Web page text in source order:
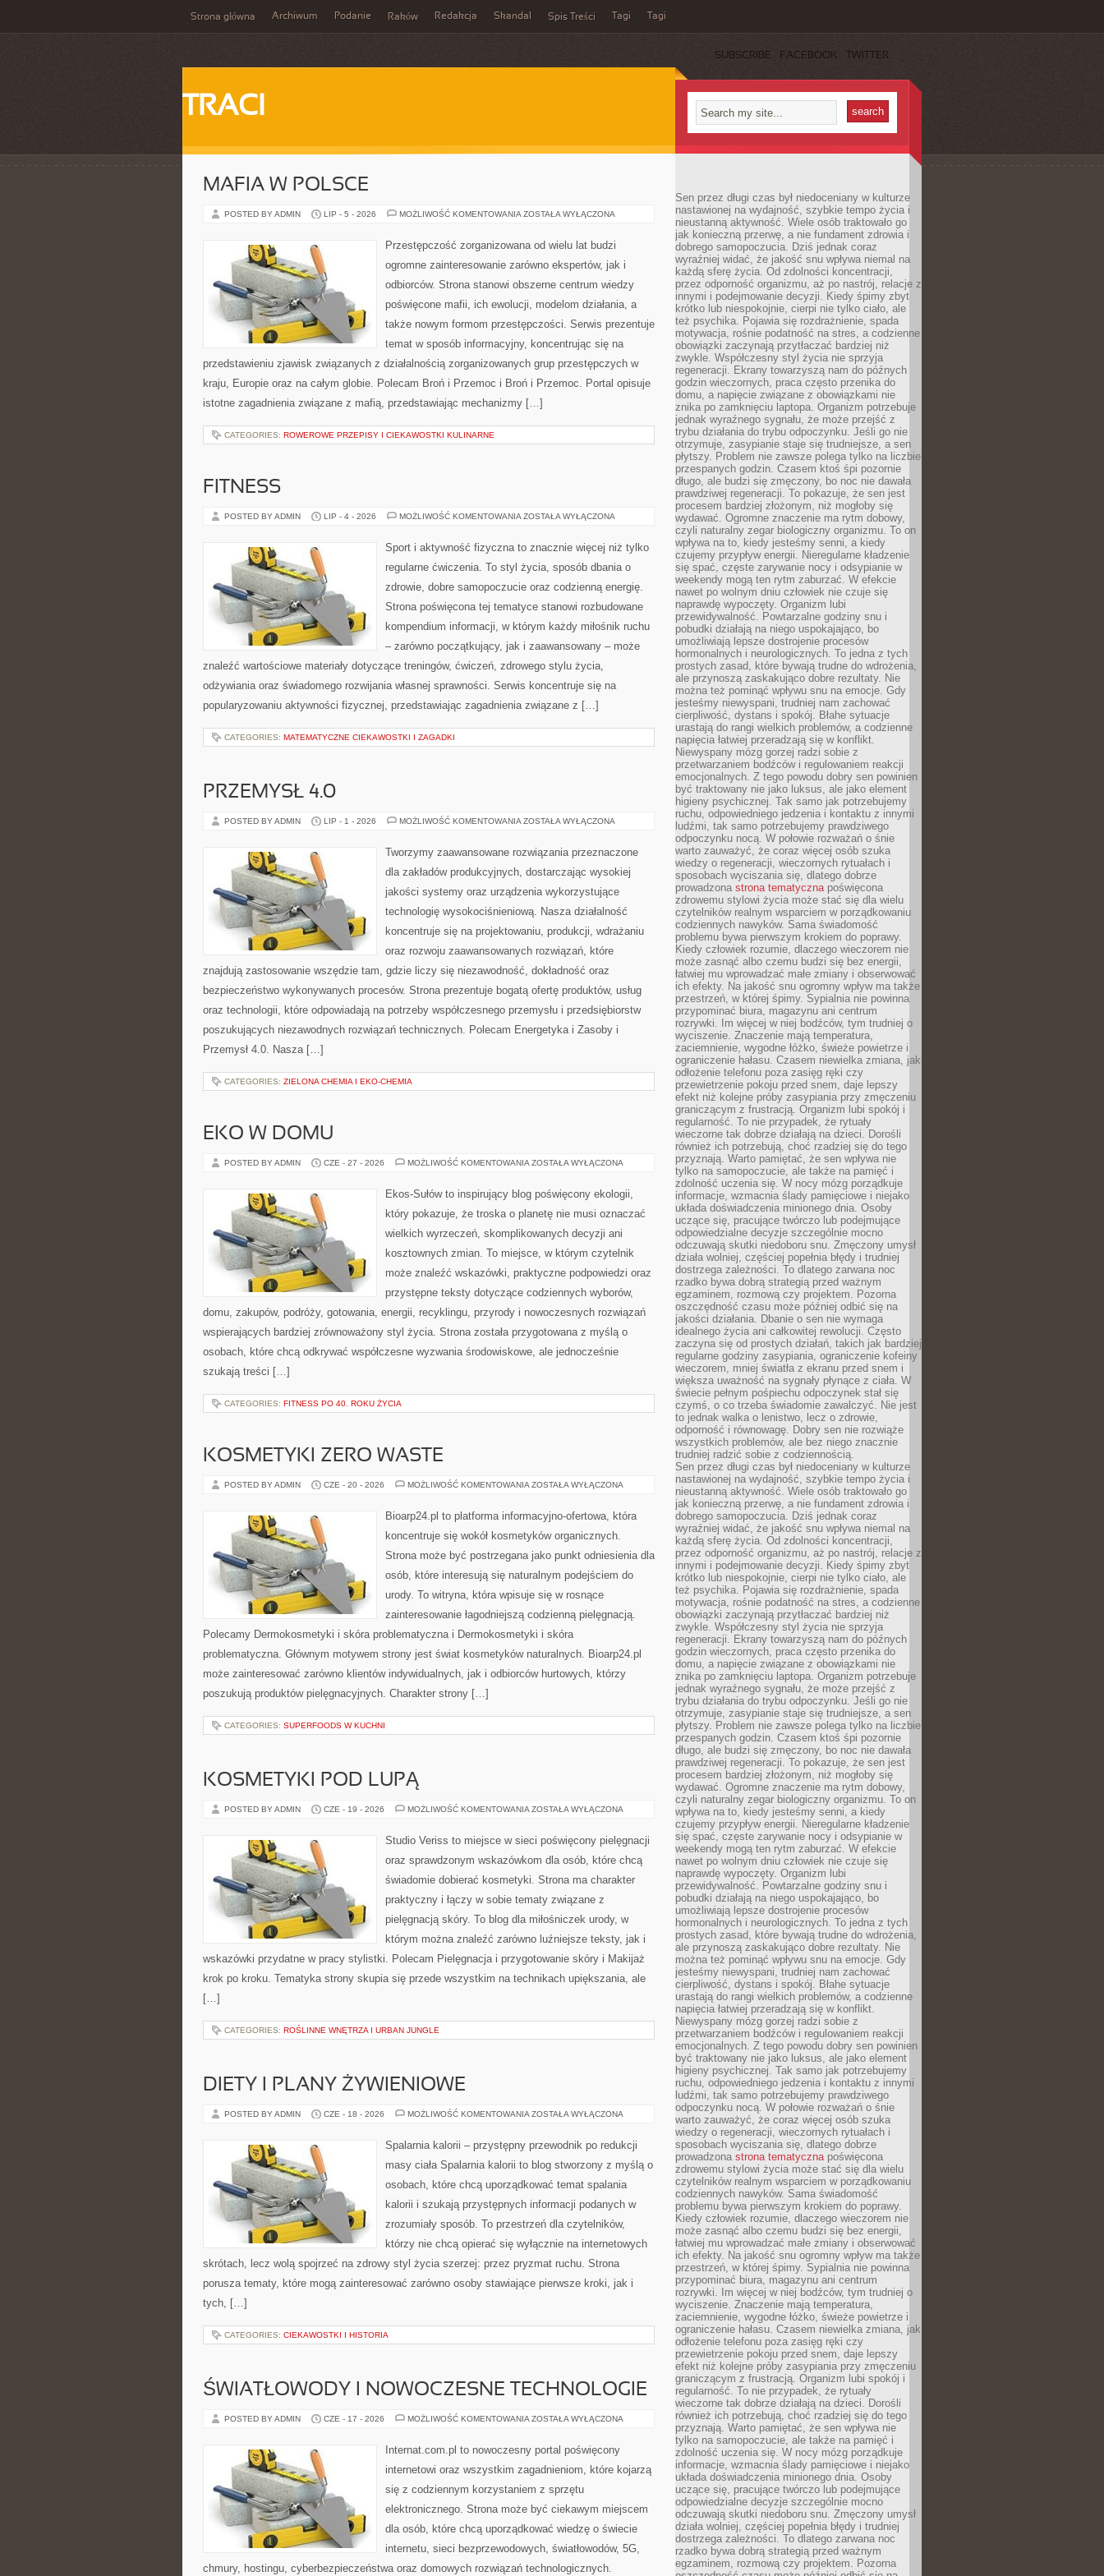
Strona główna Archiwum Podanie Raków Redakcja Skandal Spis Treści Tagi Tagi
SUBSCRIBE FACEBOOK TWITTER
TRACI
MAFIA W POLSCE
POSTED BY ADMIN LIP - 5 - 2026 MOŻLIWOŚĆ KOMENTOWANIA MAFIA
ZOSTAŁA WYŁĄCZONA
Przestępczość zorganizowana od wielu lat budzi
ogromne zainteresowanie zarówno ekspertów, jak i
odbiorców. Strona stanowi obszerne centrum wiedzy
poświęcone mafii, ich ewolucji, modelom działania, a
także nowym formom przestępczości. Serwis prezentuje
temat w sposób informacyjny, koncentrując się na
przedstawieniu zjawisk związanych z działalnością zorganizowanych grup przestępczych w
kraju, Europie oraz na całym globie. Polecam Broń i Przemoc i Broń i Przemoc. Portal opisuje
istotne zagadnienia związane z mafią, przedstawiając mechanizmy […]
CATEGORIES: ROWEROWE PRZEPISY I CIEKAWOSTKI KULINARNE
FITNESS
POSTED BY ADMIN LIP - 4 - 2026 MOŻLIWOŚĆ KOMENTOWANIA FITNESS
ZOSTAŁA WYŁĄCZONA
Sport i aktywność fizyczna to znacznie więcej niż tylko
regularne ćwiczenia. To styl życia, sposób dbania o
zdrowie, dobre samopoczucie oraz codzienną energię.
Strona poświęcona tej tematyce stanowi rozbudowane
kompendium informacji, w którym każdy miłośnik ruchu
– zarówno początkujący, jak i zaawansowany – może
znaleźć wartościowe materiały dotyczące treningów, ćwiczeń, zdrowego stylu życia,
odżywiania oraz świadomego rozwijania własnej sprawności. Serwis koncentruje się na
popularyzowaniu aktywności fizycznej, przedstawiając zagadnienia związane z […]
CATEGORIES: MATEMATYCZNE CIEKAWOSTKI I ZAGADKI
PRZEMYSŁ 4.0
POSTED BY ADMIN LIP - 1 - 2026 MOŻLIWOŚĆ KOMENTOWANIA PRZEMYSŁ
ZOSTAŁA WYŁĄCZONA
Tworzymy zaawansowane rozwiązania przeznaczone
dla zakładów produkcyjnych, dostarczając wysokiej
jakości systemy oraz urządzenia wykorzystujące
technologię wysokociśnieniową. Nasza działalność
koncentruje się na projektowaniu, produkcji, wdrażaniu
oraz rozwoju zaawansowanych rozwiązań, które
znajdują zastosowanie wszędzie tam, gdzie liczy się niezawodność, dokładność oraz
bezpieczeństwo wykonywanych procesów. Strona prezentuje bogatą ofertę produktów, usług
oraz technologii, które odpowiadają na potrzeby współczesnego przemysłu i przedsiębiorstw
poszukujących niezawodnych rozwiązań technicznych. Polecam Energetyka i Zasoby i
Przemysł 4.0. Nasza […]
CATEGORIES: ZIELONA CHEMIA I EKO-CHEMIA
EKO W DOMU
POSTED BY ADMIN CZE - 27 - 2026 MOŻLIWOŚĆ KOMENTOWANIA EKO
ZOSTAŁA WYŁĄCZONA
Ekos-Sułów to inspirujący blog poświęcony ekologii,
który pokazuje, że troska o planetę nie musi oznaczać
wielkich wyrzeczeń, skomplikowanych decyzji ani
kosztownych zmian. To miejsce, w którym czytelnik
może znaleźć wskazówki, praktyczne podpowiedzi oraz
przystępne teksty dotyczące codziennych wyborów,
domu, zakupów, podróży, gotowania, energii, recyklingu, przyrody i nowoczesnych rozwiązań
wspierających bardziej zrównoważony styl życia. Strona została przygotowana z myślą o
osobach, które chcą odkrywać współczesne wyzwania środowiskowe, ale jednocześnie
szukają treści […]
CATEGORIES: FITNESS PO 40. ROKU ŻYCIA
KOSMETYKI ZERO WASTE
POSTED BY ADMIN CZE - 20 - 2026 MOŻLIWOŚĆ KOMENTOWANIA KOSMETYKI
ZOSTAŁA WYŁĄCZONA
Bioarp24.pl to platforma informacyjno-ofertowa, która
koncentruje się wokół kosmetyków organicznych.
Strona może być postrzegana jako punkt odniesienia dla
osób, które interesują się naturalnym podejściem do
urody. To witryna, która wpisuje się w rosnące
zainteresowanie łagodniejszą codzienną pielęgnacją.
Polecamy Dermokosmetyki i skóra problematyczna i Dermokosmetyki i skóra
problematyczna. Głównym motywem strony jest świat kosmetyków naturalnych. Bioarp24.pl
może zainteresować zarówno klientów indywidualnych, jak i odbiorców hurtowych, którzy
poszukują produktów pielęgnacyjnych. Charakter strony […]
CATEGORIES: SUPERFOODS W KUCHNI
KOSMETYKI POD LUPĄ
POSTED BY ADMIN CZE - 19 - 2026 MOŻLIWOŚĆ KOMENTOWANIA KOSMETYKI
ZOSTAŁA WYŁĄCZONA
Studio Veriss to miejsce w sieci poświęcony pielęgnacji
oraz sprawdzonym wskazówkom dla osób, które chcą
świadomie dobierać kosmetyki. Strona ma charakter
praktyczny i łączy w sobie tematy związane z
pielęgnacją skóry. To blog dla miłośniczek urody, w
którym można znaleźć zarówno luźniejsze teksty, jak i
wskazówki przydatne w pracy stylistki. Polecam Pielęgnacja i przygotowanie skóry i Makijaż
krok po kroku. Tematyka strony skupia się przede wszystkim na technikach upiększania, ale
[…]
CATEGORIES: ROŚLINNE WNĘTRZA I URBAN JUNGLE
DIETY I PLANY ŻYWIENIOWE
POSTED BY ADMIN CZE - 18 - 2026 MOŻLIWOŚĆ KOMENTOWANIA DIETY
ŻYWIENIOWE
ZOSTAŁA WYŁĄCZONA
Spalarnia kalorii – przystępny przewodnik po redukcji
masy ciała Spalarnia kalorii to blog stworzony z myślą o
osobach, które chcą uporządkować temat spalania
kalorii i szukają przystępnych informacji podanych w
zrozumiały sposób. To przestrzeń dla czytelników,
którzy nie chcą opierać się wyłącznie na internetowych
skrótach, lecz wolą spojrzeć na zdrowy styl życia szerzej: przez pryzmat ruchu. Strona
porusza tematy, które mogą zainteresować zarówno osoby stawiające pierwsze kroki, jak i
tych, […]
CATEGORIES: CIEKAWOSTKI I HISTORIA
ŚWIATŁOWODY I NOWOCZESNE TECHNOLOGIE
POSTED BY ADMIN CZE - 17 - 2026 MOŻLIWOŚĆ KOMENTOWANIA ŚWIATŁOWODY
TECHNOLOGIE
ZOSTAŁA WYŁĄCZONA
Internat.com.pl to nowoczesny portal poświęcony
internetowi oraz wszystkim zagadnieniom, które kojarzą
się z codziennym korzystaniem z sprzętu
elektronicznego. Strona może być ciekawym miejscem
dla osób, które chcą uporządkować wiedzę o świecie
internetu, sieci bezprzewodowych, światłowodów, 5G,
chmury, hostingu, cyberbezpieczeństwa oraz domowych rozwiązań technologicznych.
Sen przez długi czas był niedoceniany w kulturze
nastawionej na wydajność, szybkie tempo życia i
nieustanną aktywność. Wiele osób traktowało go
jak konieczną przerwę, a nie fundament zdrowia i
dobrego samopoczucia. Dziś jednak coraz
wyraźniej widać, że jakość snu wpływa niemal na
każdą sferę życia. Od zdolności koncentracji,
przez odporność organizmu, aż po nastrój, relacje z
innymi i podejmowanie decyzji. Kiedy śpimy zbyt
krótko lub niespokojnie, cierpi nie tylko ciało, ale
też psychika. Pojawia się rozdrażnienie, spada
motywacja, rośnie podatność na stres, a codzienne
obowiązki zaczynają przytłaczać bardziej niż
zwykle. Współczesny styl życia nie sprzyja
regeneracji. Ekrany towarzyszą nam do późnych
godzin wieczornych, praca często przenika do
domu, a napięcie związane z obowiązkami nie
znika po zamknięciu laptopa. Organizm potrzebuje
jednak wyraźnego sygnału, że może przejść z
trybu działania do trybu odpoczynku. Jeśli go nie
otrzymuje, zasypianie staje się trudniejsze, a sen
płytszy. Problem nie zawsze polega tylko na liczbie
przespanych godzin. Czasem ktoś śpi pozornie
długo, ale budzi się zmęczony, bo noc nie dawała
prawdziwej regeneracji. To pokazuje, że sen jest
procesem bardziej złożonym, niż mogłoby się
wydawać. Ogromne znaczenie ma rytm dobowy,
czyli naturalny zegar biologiczny organizmu. To on
wpływa na to, kiedy jesteśmy senni, a kiedy
czujemy przypływ energii. Nieregularne kładzenie
się spać, częste zarywanie nocy i odsypianie w
weekendy mogą ten rytm zaburzać. W efekcie
nawet po wolnym dniu człowiek nie czuje się
naprawdę wypoczęty. Organizm lubi
przewidywalność. Powtarzalne godziny snu i
pobudki działają na niego uspokajająco, bo
umożliwiają lepsze dostrojenie procesów
hormonalnych i neurologicznych. To jedna z tych
prostych zasad, które bywają trudne do wdrożenia,
ale przynoszą zaskakująco dobre rezultaty. Nie
można też pominąć wpływu snu na emocje. Gdy
jesteśmy niewyspani, trudniej nam zachować
cierpliwość, dystans i spokój. Błahe sytuacje
urastają do rangi wielkich problemów, a codzienne
napięcia łatwiej przeradzają się w konflikt.
Niewyspany mózg gorzej radzi sobie z
przetwarzaniem bodźców i regulowaniem reakcji
emocjonalnych. Z tego powodu dobry sen powinien
być traktowany nie jako luksus, ale jako element
higieny psychicznej. Tak samo jak potrzebujemy
ruchu, odpowiedniego jedzenia i kontaktu z innymi
ludźmi, tak samo potrzebujemy prawdziwego
odpoczynku nocą. W połowie rozważań o śnie
warto zauważyć, że coraz więcej osób szuka
wiedzy o regeneracji, wieczornych rytuałach i
sposobach wyciszania się, dlatego dobrze
prowadzona strona tematycznapoświęcona
zdrowemu stylowi życia może stać się dla wielu
czytelników realnym wsparciem w porządkowaniu
codziennych nawyków. Sama świadomość
problemu bywa pierwszym krokiem do poprawy.
Kiedy człowiek rozumie, dlaczego wieczorem nie
może zasnąć albo czemu budzi się bez energii,
łatwiej mu wprowadzać małe zmiany i obserwować
ich efekty. Na jakość snu ogromny wpływ ma także
przestrzeń, w której śpimy. Sypialnia nie powinna
przypominać biura, magazynu ani centrum
rozrywki. Im więcej w niej bodźców, tym trudniej o
wyciszenie. Znaczenie mają temperatura,
zaciemnienie, wygodne łóżko, świeże powietrze i
ograniczenie hałasu. Czasem niewielka zmiana, jak
odłożenie telefonu poza zasięg ręki czy
przewietrzenie pokoju przed snem, daje lepszy
efekt niż kolejne próby zasypiania przy zmęczeniu
graniczącym z frustracją. Organizm lubi spokój i
regularność. To nie przypadek, że rytuały
wieczorne tak dobrze działają na dzieci. Dorośli
również ich potrzebują, choć rzadziej się do tego
przyznają. Warto pamiętać, że sen wpływa nie
tylko na samopoczucie, ale także na pamięć i
zdolność uczenia się. W nocy mózg porządkuje
informacje, wzmacnia ślady pamięciowe i niejako
układa doświadczenia minionego dnia. Osoby
uczące się, pracujące twórczo lub podejmujące
odpowiedzialne decyzje szczególnie mocno
odczuwają skutki niedoboru snu. Zmęczony umysł
działa wolniej, częściej popełnia błędy i trudniej
dostrzega zależności. To dlatego zarwana noc
rzadko bywa dobrą strategią przed ważnym
egzaminem, rozmową czy projektem. Pozorna
oszczędność czasu może później odbić się na
jakości działania. Dbanie o sen nie wymaga
idealnego życia ani całkowitej rewolucji. Często
zaczyna się od prostych działań, takich jak bardziej
regularne godziny zasypiania, ograniczenie kofeiny
wieczorem, mniej światła z ekranu przed snem i
większa uważność na sygnały płynące z ciała. W
świecie pełnym pośpiechu odpoczynek stał się
czymś, o co trzeba świadomie zawalczyć. Nie jest
to jednak walka o lenistwo, lecz o zdrowie,
odporność i równowagę. Dobry sen nie rozwiąże
wszystkich problemów, ale bez niego znacznie
trudniej radzić sobie z codziennością.
Sen przez długi czas był niedoceniany w kulturze
nastawionej na wydajność, szybkie tempo życia i
nieustanną aktywność. Wiele osób traktowało go
jak konieczną przerwę, a nie fundament zdrowia i
dobrego samopoczucia. Dziś jednak coraz
wyraźniej widać, że jakość snu wpływa niemal na
każdą sferę życia. Od zdolności koncentracji,
przez odporność organizmu, aż po nastrój, relacje z
innymi i podejmowanie decyzji. Kiedy śpimy zbyt
krótko lub niespokojnie, cierpi nie tylko ciało, ale
też psychika. Pojawia się rozdrażnienie, spada
motywacja, rośnie podatność na stres, a codzienne
obowiązki zaczynają przytłaczać bardziej niż
zwykle. Współczesny styl życia nie sprzyja
regeneracji. Ekrany towarzyszą nam do późnych
godzin wieczornych, praca często przenika do
domu, a napięcie związane z obowiązkami nie
znika po zamknięciu laptopa. Organizm potrzebuje
jednak wyraźnego sygnału, że może przejść z
trybu działania do trybu odpoczynku. Jeśli go nie
otrzymuje, zasypianie staje się trudniejsze, a sen
płytszy. Problem nie zawsze polega tylko na liczbie
przespanych godzin. Czasem ktoś śpi pozornie
długo, ale budzi się zmęczony, bo noc nie dawała
prawdziwej regeneracji. To pokazuje, że sen jest
procesem bardziej złożonym, niż mogłoby się
wydawać. Ogromne znaczenie ma rytm dobowy,
czyli naturalny zegar biologiczny organizmu. To on
wpływa na to, kiedy jesteśmy senni, a kiedy
czujemy przypływ energii. Nieregularne kładzenie
się spać, częste zarywanie nocy i odsypianie w
weekendy mogą ten rytm zaburzać. W efekcie
nawet po wolnym dniu człowiek nie czuje się
naprawdę wypoczęty. Organizm lubi
przewidywalność. Powtarzalne godziny snu i
pobudki działają na niego uspokajająco, bo
umożliwiają lepsze dostrojenie procesów
hormonalnych i neurologicznych. To jedna z tych
prostych zasad, które bywają trudne do wdrożenia,
ale przynoszą zaskakująco dobre rezultaty. Nie
można też pominąć wpływu snu na emocje. Gdy
jesteśmy niewyspani, trudniej nam zachować
cierpliwość, dystans i spokój. Błahe sytuacje
urastają do rangi wielkich problemów, a codzienne
napięcia łatwiej przeradzają się w konflikt.
Niewyspany mózg gorzej radzi sobie z
przetwarzaniem bodźców i regulowaniem reakcji
emocjonalnych. Z tego powodu dobry sen powinien
być traktowany nie jako luksus, ale jako element
higieny psychicznej. Tak samo jak potrzebujemy
ruchu, odpowiedniego jedzenia i kontaktu z innymi
ludźmi, tak samo potrzebujemy prawdziwego
odpoczynku nocą. W połowie rozważań o śnie
warto zauważyć, że coraz więcej osób szuka
wiedzy o regeneracji, wieczornych rytuałach i
sposobach wyciszania się, dlatego dobrze
prowadzona strona tematycznapoświęcona
zdrowemu stylowi życia może stać się dla wielu
czytelników realnym wsparciem w porządkowaniu
codziennych nawyków. Sama świadomość
problemu bywa pierwszym krokiem do poprawy.
Kiedy człowiek rozumie, dlaczego wieczorem nie
może zasnąć albo czemu budzi się bez energii,
łatwiej mu wprowadzać małe zmiany i obserwować
ich efekty. Na jakość snu ogromny wpływ ma także
przestrzeń, w której śpimy. Sypialnia nie powinna
przypominać biura, magazynu ani centrum
rozrywki. Im więcej w niej bodźców, tym trudniej o
wyciszenie. Znaczenie mają temperatura,
zaciemnienie, wygodne łóżko, świeże powietrze i
ograniczenie hałasu. Czasem niewielka zmiana, jak
odłożenie telefonu poza zasięg ręki czy
przewietrzenie pokoju przed snem, daje lepszy
efekt niż kolejne próby zasypiania przy zmęczeniu
graniczącym z frustracją. Organizm lubi spokój i
regularność. To nie przypadek, że rytuały
wieczorne tak dobrze działają na dzieci. Dorośli
również ich potrzebują, choć rzadziej się do tego
przyznają. Warto pamiętać, że sen wpływa nie
tylko na samopoczucie, ale także na pamięć i
zdolność uczenia się. W nocy mózg porządkuje
informacje, wzmacnia ślady pamięciowe i niejako
układa doświadczenia minionego dnia. Osoby
uczące się, pracujące twórczo lub podejmujące
odpowiedzialne decyzje szczególnie mocno
odczuwają skutki niedoboru snu. Zmęczony umysł
działa wolniej, częściej popełnia błędy i trudniej
dostrzega zależności. To dlatego zarwana noc
rzadko bywa dobrą strategią przed ważnym
egzaminem, rozmową czy projektem. Pozorna